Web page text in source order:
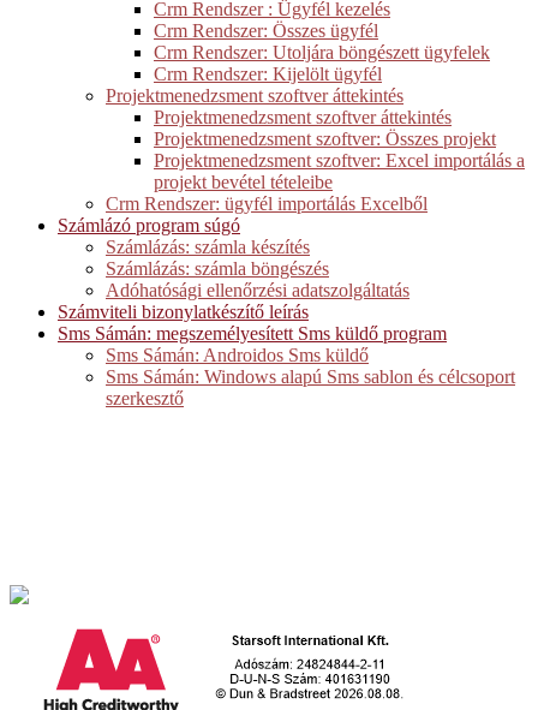
Crm Rendszer : Ügyfél kezelés
Crm Rendszer: Összes ügyfél
Crm Rendszer: Utoljára böngészett ügyfelek
Crm Rendszer: Kijelölt ügyfél
Projektmenedzsment szoftver áttekintés
Projektmenedzsment szoftver áttekintés
Projektmenedzsment szoftver: Összes projekt
Projektmenedzsment szoftver: Excel importálás a
projekt bevétel tételeibe
Crm Rendszer: ügyfél importálás Excelből
Számlázó program súgó
Számlázás: számla készítés
Számlázás: számla böngészés
Adóhatósági ellenőrzési adatszolgáltatás
Számviteli bizonylatkészítő leírás
Sms Sámán: megszemélyesített Sms küldő program
Sms Sámán: Androidos Sms küldő
Sms Sámán: Windows alapú Sms sablon és célcsoport
szerkesztő